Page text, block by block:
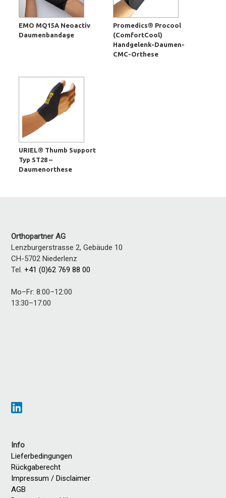
EMO MQ15A Neoactiv
Daumenbandage
Promedics® Procool
(ComfortCool)
Handgelenk-Daumen-
CMC-Orthese
URIEL® Thumb Support
Typ ST28 –
Daumenorthese
Orthopartner AG
Lenzburgerstrasse 2, Gebäude 10
CH-5702 Niederlenz
Tel.+41 (0)62 769 88 00
Mo–Fr: 8:00–12:00
13:30–17:00
Info
Lieferbedingungen
Rückgaberecht
Impressum / Disclaimer
AGB